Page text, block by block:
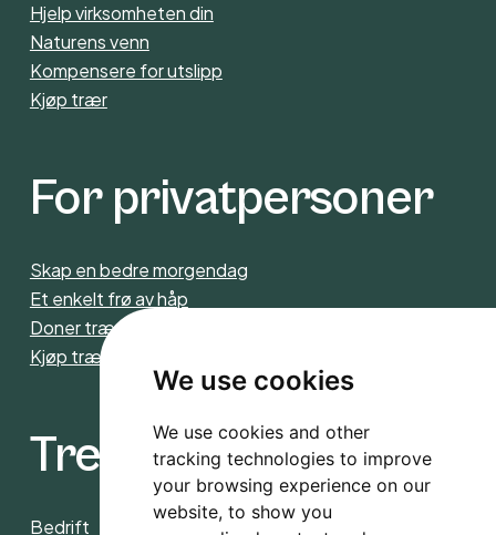
We use cookies
We use cookies and other
tracking technologies to improve
your browsing experience on our
website, to show you
Hjelp virksomheten din
Naturens venn
Kompensere for utslipp
Kjøp trær
For privatpersoner
Skap en bedre morgendag
Et enkelt frø av håp
Doner trær
Kjøp trær
Trees4CO2
Bedrift